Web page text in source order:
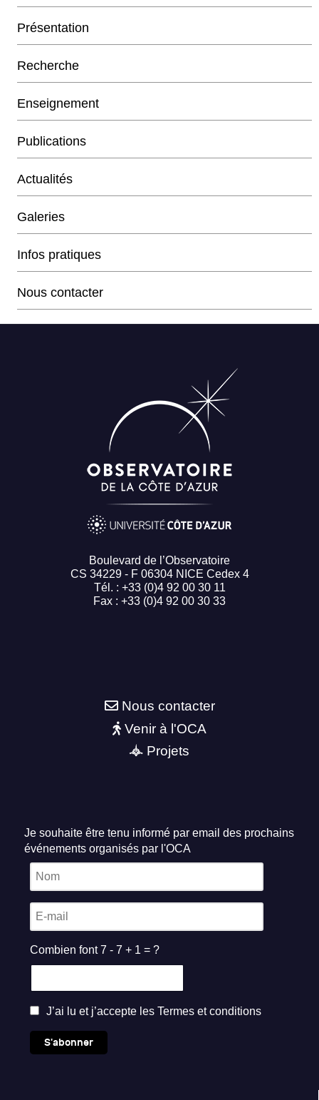
Présentation
Recherche
Enseignement
Publications
Actualités
Galeries
Infos pratiques
Nous contacter
Boulevard de l’Observatoire
CS 34229 - F 06304 NICE Cedex 4
Tél. : +33 (0)4 92 00 30 11
Fax : +33 (0)4 92 00 30 33
Nous contacter
Venir à l'OCA
Projets
Je souhaite être tenu informé par email des prochains
événements organisés par l'OCA
Combien font 7 - 7 + 1 = ?
J’ai lu et j’accepte les Termes et conditions
S'abonner